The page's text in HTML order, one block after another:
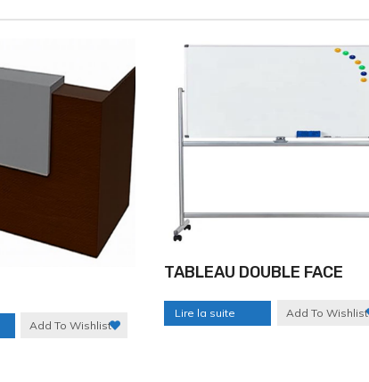
Add To Wishlist
TABLEAU DOUBLE FACE
Lire la suite Add To Wishlist